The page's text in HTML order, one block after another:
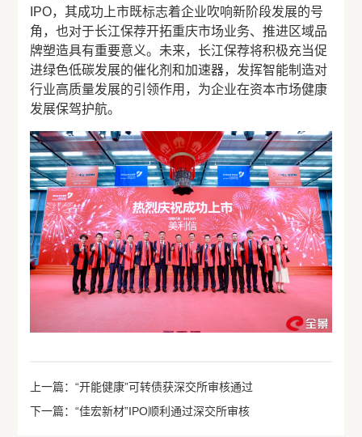
IPO，其成功上市既标志着企业吹响新阶段发展的号
角，也对于长江保荐开拓重庆市场业务、推进区域品
牌塑造具有重要意义。未来，长江保荐将积极充当促
进绿色低碳发展的催化剂和加速器，发挥智能制造对
行业高质量发展的引领作用，为企业在资本市场健康
发展保驾护航。
上一篇：“开能健康”可转债获深交所审核通过
下一篇：“佳宏新材”IPO顺利通过深交所审核